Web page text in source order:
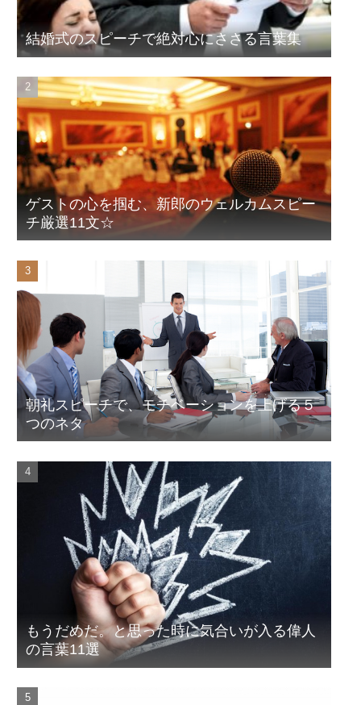
結婚式のスピーチで絶対心にささる言葉集
ゲストの心を掴む、新郎のウェルカムスピー
チ厳選11文☆
朝礼スピーチで、モチベーションを上げる５
つのネタ
もうだめだ。と思った時に気合いが入る偉人
の言葉11選